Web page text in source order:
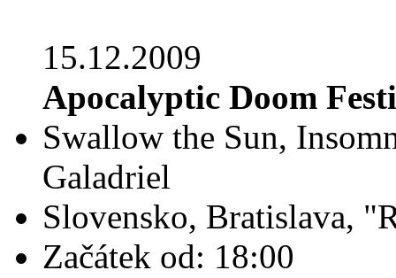
15.12.2009
Apocalyptic Doom
Swallow the Sun,
Galadriel
Slovensko, Bratislava,
Začátek od: 18:00